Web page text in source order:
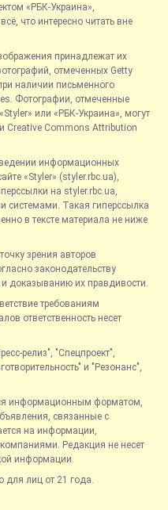
«РБК-Украина»,
что интересно читать вне
принадлежат их
отмеченных Getty
наличии письменного
Фотографии, отмеченные
или «РБК-Украина», могут
Creative Commons Attribution
информационных
«Styler» (styler.rbc.ua),
на styler.rbc.ua,
системами. Такая гиперссылка
в тексте материала не ниже
зрения авторов
законодательству
доказыванию их правдивости.
требованиям
ответственность несет
релиз", "Спецпроект",
и "Резонанс",
информационным форматом,
связанные с
на информации,
Редакция не несет
информации.
для лиц от 21 года.